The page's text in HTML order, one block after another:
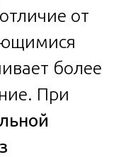
от
более
При